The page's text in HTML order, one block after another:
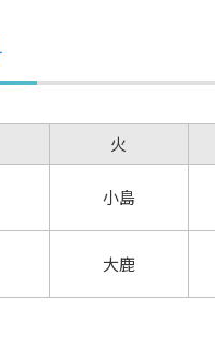
火
小島
大鹿